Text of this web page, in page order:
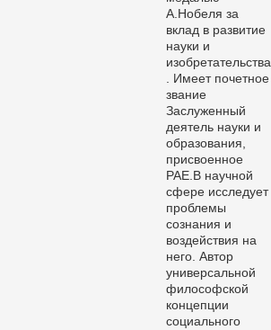
А.Нобеля за
вклад в развитие
науки и
изобретательства
. Имеет почетное
звание
Заслуженный
деятель науки и
образования,
присвоенное
РАЕ.В научной
сфере исследует
проблемы
сознания и
воздействия на
него. Автор
универсальной
философской
концепции
социального